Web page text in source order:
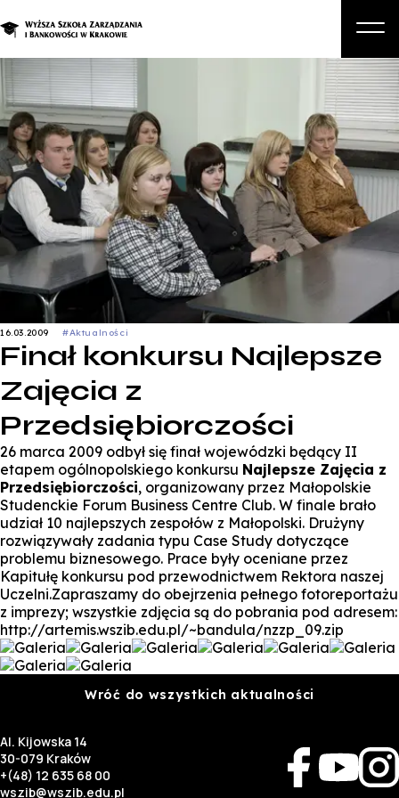
O nas
Studia
Studia podyplomowe i kursy
Kandydat
Student
Zapisz się na studia
16.03.2009 #Aktualności
Finał konkursu Najlepsze
Zajęcia z
Przedsiębiorczości
26 marca 2009 odbył się finał wojewódzki będący II
etapem ogólnopolskiego konkursu Najlepsze Zajęcia z
Przedsiębiorczości, organizowany przez Małopolskie
Studenckie Forum Business Centre Club. W finale brało
udział 10 najlepszych zespołów z Małopolski. Drużyny
rozwiązywały zadania typu Case Study dotyczące
problemu biznesowego. Prace były oceniane przez
Kapitułę konkursu pod przewodnictwem Rektora naszej
Uczelni.Zapraszamy do obejrzenia pełnego fotoreportażu
z imprezy; wszystkie zdjęcia są do pobrania pod adresem:
http://artemis.wszib.edu.pl/~bandula/nzzp_09.zip
Wróć do wszystkich aktualności
Al. Kijowska 14
30-079 Kraków
+(48) 12 635 68 00
wszib@wszib.edu.pl